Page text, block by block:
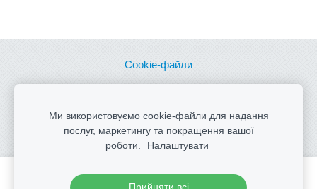
Cookie-файли
конструктором сайтів.
Створіть свій вебсайт або інтернет-магазин за
Ми використовуємо cookie-файли для надання
послуг, маркетингу та покращення вашої
роботи.
Налаштувати